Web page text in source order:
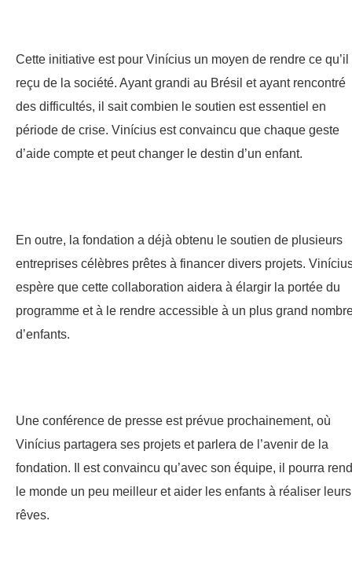
Cette initiative est pour Vinícius un moyen de rendre ce qu’il
reçu de la société. Ayant grandi au Brésil et ayant rencontré
des difficultés, il sait combien le soutien est essentiel en
période de crise. Vinícius est convaincu que chaque geste
d’aide compte et peut changer le destin d’un enfant.
En outre, la fondation a déjà obtenu le soutien de plusieurs
entreprises célèbres prêtes à financer divers projets.
espère que cette collaboration aidera à élargir la portée du
programme et à le rendre accessible à un plus grand
d’enfants.
Une conférence de presse est prévue prochainement, où
Vinícius partagera ses projets et parlera de l’avenir de la
fondation. Il est convaincu qu’avec son équipe, il pourra
le monde un peu meilleur et aider les enfants à réaliser leurs
rêves.